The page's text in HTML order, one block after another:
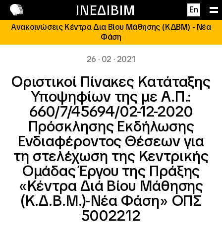
ΙΝΕΔΙΒΙΜ En
Επικοινωνία
Ανακοινώσεις Κέντρα Δια Βίου Μάθησης (ΚΔΒΜ) - Νέα
Φάση
26 · 02 · 2021
Οριστικοί Πίνακες Κατάταξης
Υποψηφίων της με Α.Π.:
660/7/45694/02-12-2020
Πρόσκλησης Εκδήλωσης
Ενδιαφέροντος Θέσεων για
τη στελέχωση της Κεντρικής
Ομάδας Έργου της Πράξης
«Κέντρα Διά Βίου Μάθησης
(Κ.Δ.Β.Μ.)-Νέα Φάση» ΟΠΣ
5002212